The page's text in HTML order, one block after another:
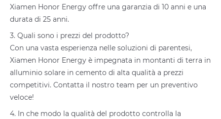
Xiamen Honor Energy offre una garanzia di 10 anni e una
durata di 25 anni.
3. Quali sono i prezzi del prodotto?
Con una vasta esperienza nelle soluzioni di parentesi,
Xiamen Honor Energy è impegnata in montanti di terra in
alluminio solare in cemento di alta qualità a prezzi
competitivi. Contatta il nostro team per un preventivo
veloce!
4. In che modo la qualità del prodotto controlla la